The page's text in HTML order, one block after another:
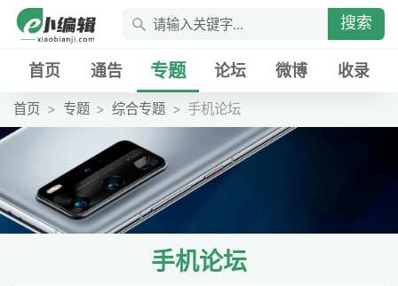
搜索
首页 通告 专题 论坛 微博 收录
首页 专题 综合专题 手机论坛
手机论坛